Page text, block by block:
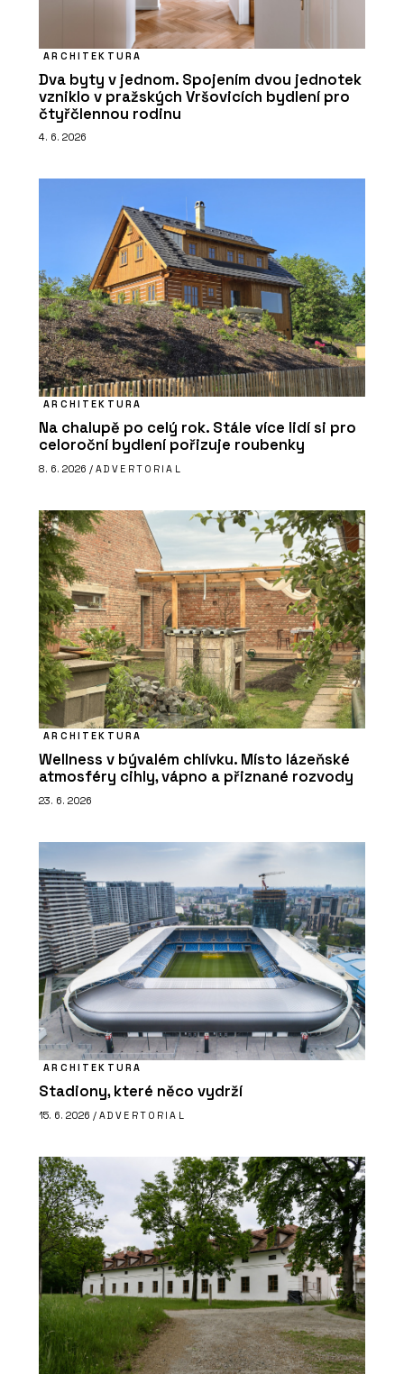
ARCHITEKTURA
Dva byty v jednom. Spojením dvou jednotek
vzniklo v pražských Vršovicích bydlení pro
čtyřčlennou rodinu
4. 6. 2026
ARCHITEKTURA
Na chalupě po celý rok. Stále více lidí si pro
celoroční bydlení pořizuje roubenky
8. 6. 2026 / ADVERTORIAL
ARCHITEKTURA
Wellness v bývalém chlívku. Místo lázeňské
atmosféry cihly, vápno a přiznané rozvody
23. 6. 2026
ARCHITEKTURA
Stadiony, které něco vydrží
15. 6. 2026 / ADVERTORIAL